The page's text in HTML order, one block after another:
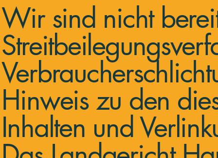
Wir sind nicht
Hinweis zu den
Inhalten und